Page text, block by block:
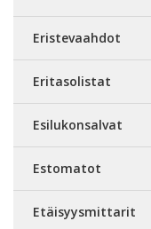
Eristevaahdot
Eritasolistat
Esilukonsalvat
Estomatot
Etäisyysmittarit